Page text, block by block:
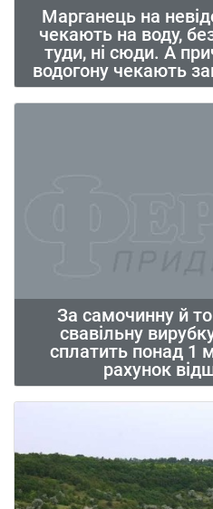
Марганець на
чекають на воду,
туди, ні сюди. А
водогону чекають
За самочинну й
свавільну
сплатить понад 1
рахунок